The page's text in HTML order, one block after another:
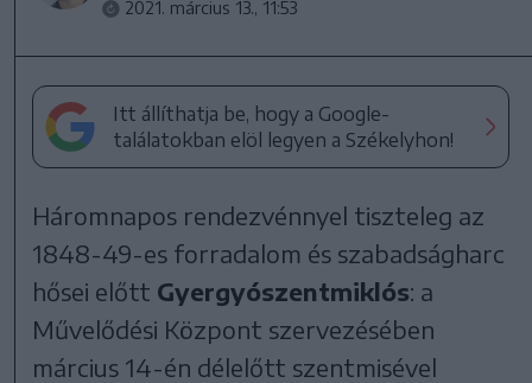
2021. március 13., 11:53
Itt állíthatja be, hogy a Google-
találatokban elöl legyen a Székelyhon!
Háromnapos rendezvénnyel tiszteleg az
1848-49-es forradalom és szabadságharc
hősei előtt Gyergyószentmiklós: a
Művelődési Központ szervezésében
március 14-én délelőtt szentmisével